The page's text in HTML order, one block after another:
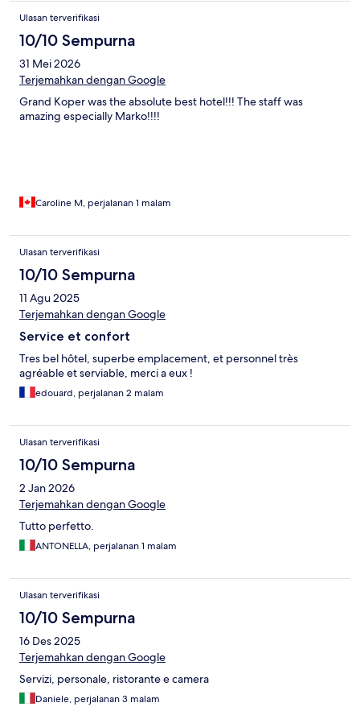
Ulasan terverifikasi
10/10 Sempurna
31 Mei 2026
Terjemahkan dengan Google
Grand Koper was the absolute best hotel!!! The staff was
amazing especially Marko!!!!
Caroline M, perjalanan 1 malam
Ulasan terverifikasi
10/10 Sempurna
11 Agu 2025
Terjemahkan dengan Google
Service et confort
Tres bel hôtel, superbe emplacement, et personnel très
agréable et serviable, merci a eux !
edouard, perjalanan 2 malam
Ulasan terverifikasi
10/10 Sempurna
2 Jan 2026
Terjemahkan dengan Google
Tutto perfetto.
ANTONELLA, perjalanan 1 malam
Ulasan terverifikasi
10/10 Sempurna
16 Des 2025
Terjemahkan dengan Google
Servizi, personale, ristorante e camera
Daniele, perjalanan 3 malam